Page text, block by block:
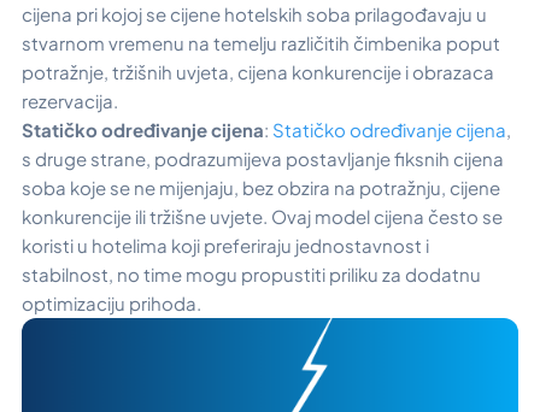
cijena pri kojoj se cijene hotelskih soba prilagođavaju u
stvarnom vremenu na temelju različitih čimbenika poput
potražnje, tržišnih uvjeta, cijena konkurencije i obrazaca
rezervacija.
Statičko određivanje cijena: Statičko određivanje cijena,
s druge strane, podrazumijeva postavljanje fiksnih cijena
soba koje se ne mijenjaju, bez obzira na potražnju, cijene
konkurencije ili tržišne uvjete. Ovaj model cijena često se
koristi u hotelima koji preferiraju jednostavnost i
stabilnost, no time mogu propustiti priliku za dodatnu
optimizaciju prihoda.